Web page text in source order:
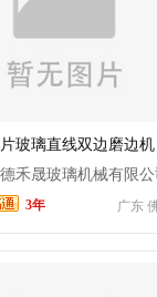
玻璃直线双边磨边机
禾晟玻璃机械有限
广东
3年